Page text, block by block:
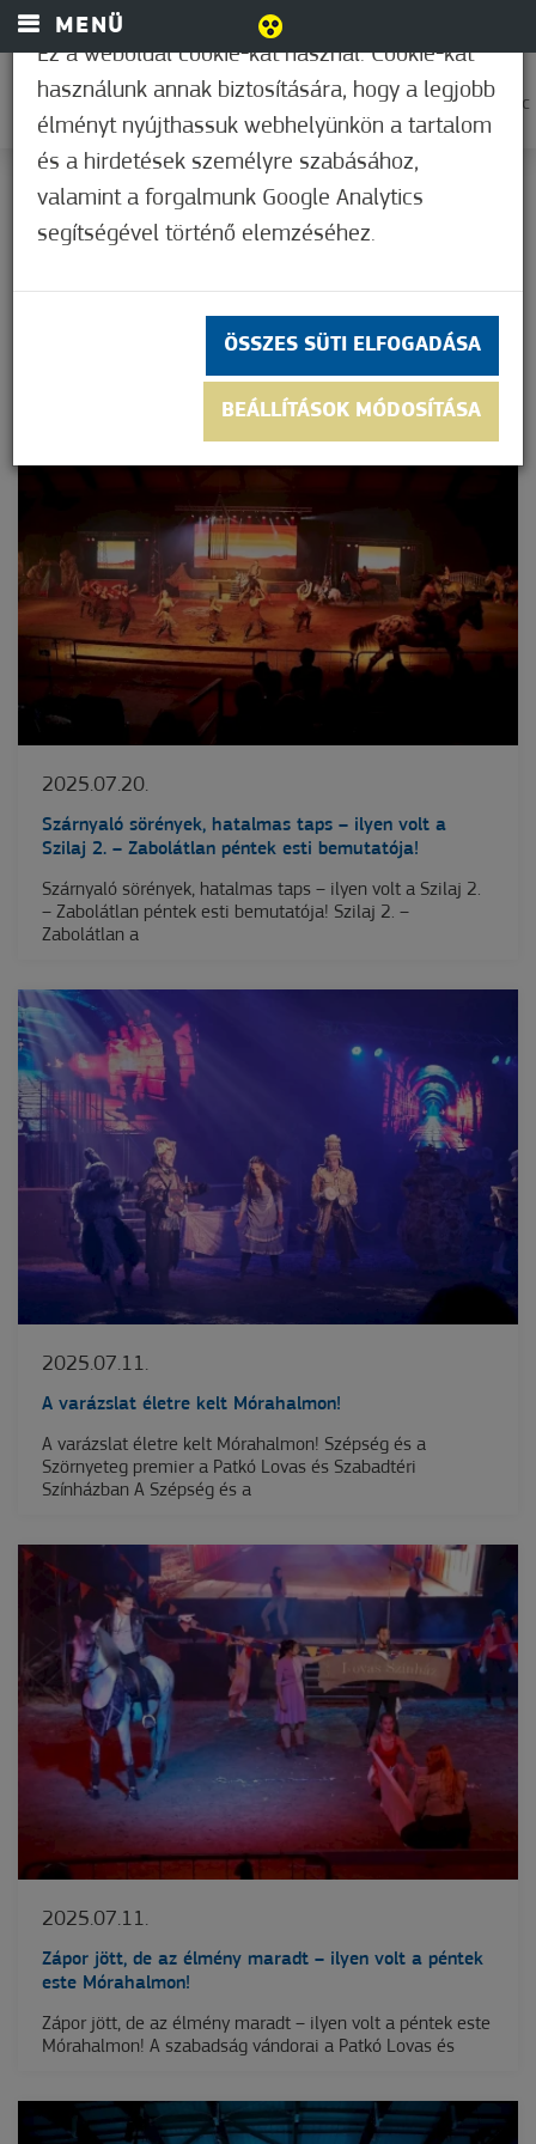
MENÜ
0
33,9°C
KEZDŐOLDAL
HÍREK
2025.07.20.
Szárnyaló sörények, hatalmas taps – ilyen volt a
Szilaj 2. – Zabolátlan péntek esti bemutatója!
Szárnyaló sörények, hatalmas taps – ilyen volt a Szilaj 2.
– Zabolátlan péntek esti bemutatója! Szilaj 2. –
Zabolátlan a
2025.07.11.
A varázslat életre kelt Mórahalmon!
A varázslat életre kelt Mórahalmon! Szépség és a
Szörnyeteg premier a Patkó Lovas és Szabadtéri
Színházban A Szépség és a
2025.07.11.
Zápor jött, de az élmény maradt – ilyen volt a péntek
este Mórahalmon!
Zápor jött, de az élmény maradt – ilyen volt a péntek este
Mórahalmon! A szabadság vándorai a Patkó Lovas és
Ez a weboldal cookie-kat használ. Cookie-kat
használunk annak biztosítására, hogy a legjobb
élményt nyújthassuk webhelyünkön a tartalom
és a hirdetések személyre szabásához,
valamint a forgalmunk Google Analytics
segítségével történő elemzéséhez.
ÖSSZES SÜTI ELFOGADÁSA
BEÁLLÍTÁSOK MÓDOSÍTÁSA